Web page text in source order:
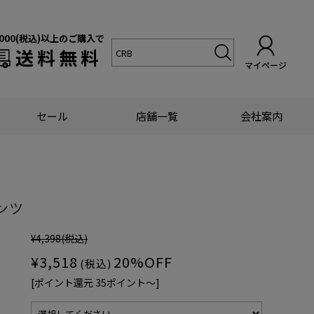
税込)以上のご購入で
送料無料 マイページ
セール 店舗一覧 会社案内
ツ
¥4,398(税込)
¥3,518 (税込) 20%OFF
[ポイント還元 35ポイント〜]